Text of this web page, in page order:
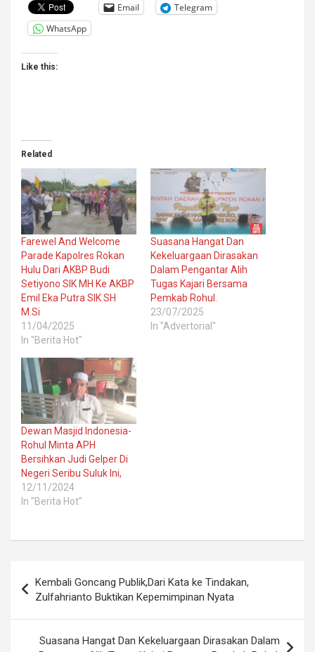
Email
Telegram
WhatsApp
Like this:
Related
Farewel And Welcome
Parade Kapolres Rokan
Hulu Dari AKBP Budi
Setiyono SIK MH Ke AKBP
Emil Eka Putra SIK SH
M.Si
11/04/2025
In "Berita Hot"
Suasana Hangat Dan
Kekeluargaan Dirasakan
Dalam Pengantar Alih
Tugas Kajari Bersama
Pemkab Rohul.
23/07/2025
In "Advertorial"
Dewan Masjid Indonesia-
Rohul Minta APH
Bersihkan Judi Gelper Di
Negeri Seribu Suluk Ini,
12/11/2024
In "Berita Hot"
navigation
Kembali Goncang Publik,Dari Kata ke Tindakan,
Zulfahrianto Buktikan Kepemimpinan Nyata
Suasana Hangat Dan Kekeluargaan Dirasakan Dalam